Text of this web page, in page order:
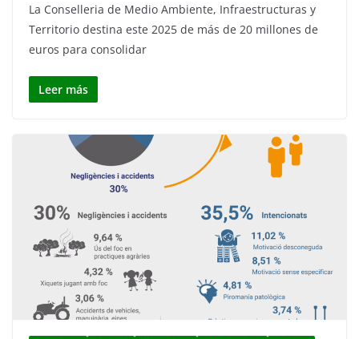
La Conselleria de Medio Ambiente, Infraestructuras y
Territorio destina este 2025 de más de 20 millones de
euros para consolidar
Leer más